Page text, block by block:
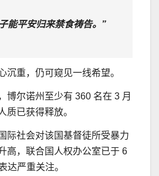
能平安归来禁食祷告。”
沉重，仍可窥见一线希望。
博尔诺州至少有 360 名在 3 月
质已获得释放。
际社会对该国基督徒所受暴力
高，联合国人权办公室已于 6
达严重关注。